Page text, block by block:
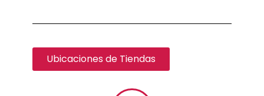
Ubicaciones de Tiendas